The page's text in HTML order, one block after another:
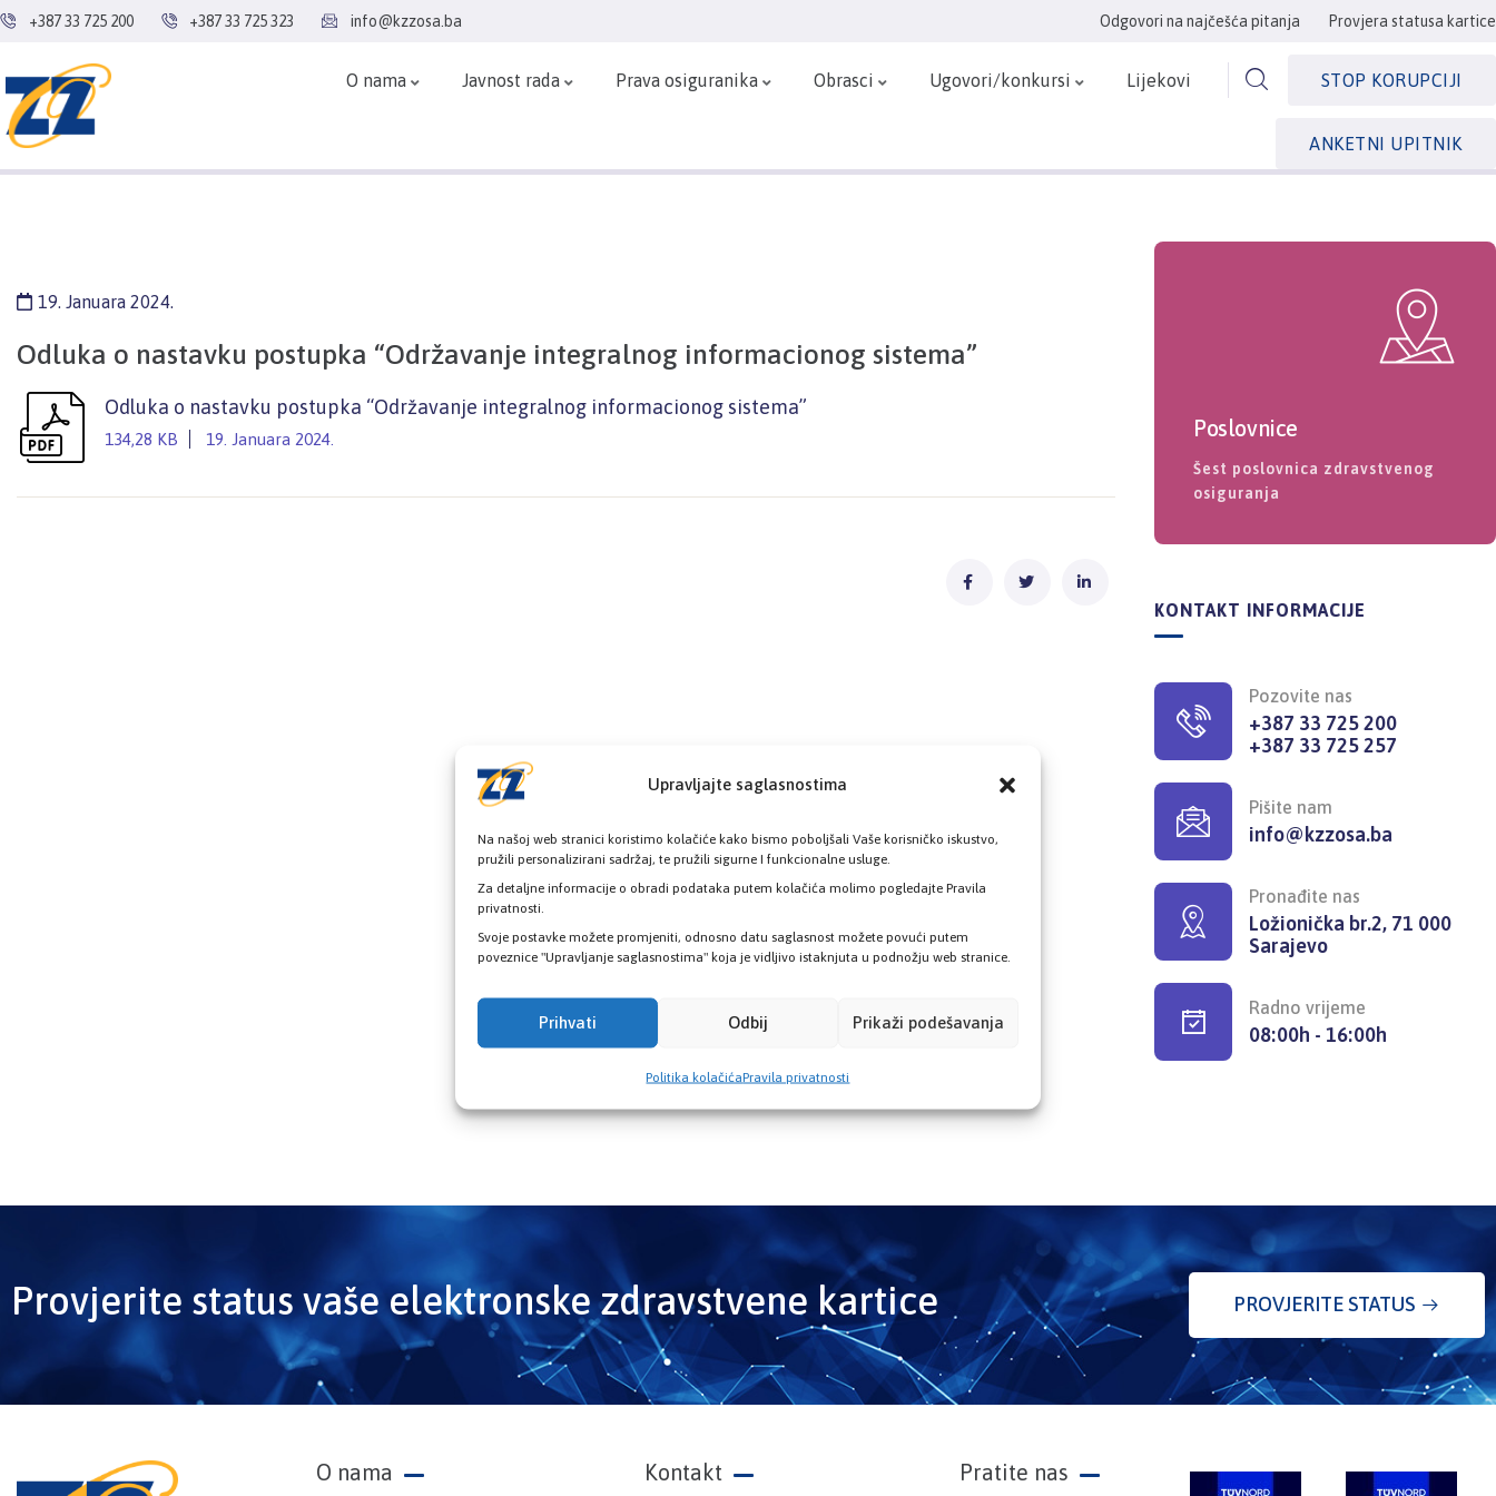
Upravljajte saglasnostima
Na našoj web stranici koristimo kolačiće kako bismo poboljšali Vaše korisničko iskustvo,
pružili personalizirani sadržaj, te pružili sigurne I funkcionalne usluge.
Za detaljne informacije o obradi podataka putem kolačića molimo pogledajte Pravila
privatnosti.
Svoje postavke možete promjeniti, odnosno datu saglasnost možete povući putem
poveznice "Upravljanje saglasnostima" koja je vidljivo istaknjuta u podnožju web stranice.
Prihvati Odbij Prikaži podešavanja
Politika kolačićaPravila privatnosti
+387 33 725 200 +387 33 725 323 info@kzzosa.ba Odgovori na najčešća pitanja Provjera statusa kartice
O nama Javnost rada Prava osiguranika Obrasci Ugovori/konkursi Lijekovi STOP KORUPCIJI
ANKETNI UPITNIK
19. Januara 2024.
Odluka o nastavku postupka “Održavanje integralnog informacionog sistema”
Odluka o nastavku postupka “Održavanje integralnog informacionog sistema”
134,28 KB 19. Januara 2024. Poslovnice
Šest poslovnica zdravstvenog
osiguranja
KONTAKT INFORMACIJE
Pozovite nas
+387 33 725 200
+387 33 725 257
Pišite nam
info@kzzosa.ba
Pronađite nas
Ložionička br.2, 71 000
Sarajevo
Radno vrijeme
08:00h - 16:00h
Provjerite status vaše elektronske zdravstvene kartice PROVJERITE STATUS
O nama Kontakt Pratite nas